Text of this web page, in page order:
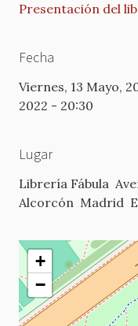
Presentación del
Fecha
Viernes, 13 Mayo,
2022 - 20:30
Lugar
Librería Fábula
Alcorcón Madrid
+
−